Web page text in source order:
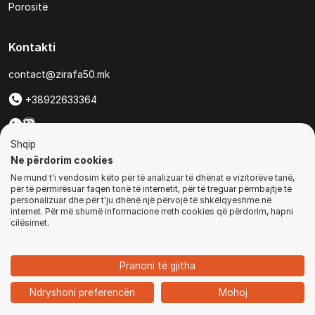
Ballina Kategoritë Kyçu
Porositë
Kontakti
contact@zirafa50.mk
+38922633364
Për kërkesa të ofertave:
b2b@zirafa50.mk
Jadranska Magistrala No. 86, Skopje, North Macedonia
© Të gjitha të drejtat e rezervuara
Shqip
Ne përdorim cookies
Ne mund t'i vendosim këto për të analizuar të dhënat e vizitorëve tanë,
për të përmirësuar faqen tonë të internetit, për të treguar përmbajtje të
personalizuar dhe për t'ju dhënë një përvojë të shkëlqyeshme në
internet. Për më shumë informacione rreth cookies që përdorim, hapni
cilësimet.
Pranoni të gjitha
Ndryshoni preferencën Mohoj